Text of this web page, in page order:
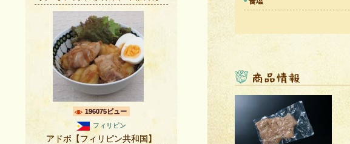
196075ビュー
フィリピン
アドボ【フィリピン共和国】